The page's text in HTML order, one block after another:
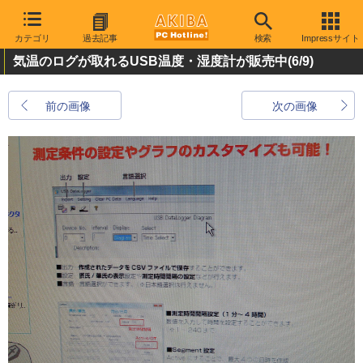
カテゴリ 過去記事 検索 Impressサイト
気温のログが取れるUSB温度・湿度計が販売中(6/9)
前の画像 次の画像